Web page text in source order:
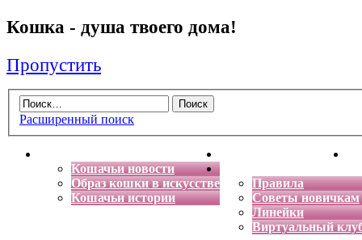
Кошка - душа твоего дома!
Пропустить
Расширенный поиск
Кошачьи новости
Образ кошки в искусстве
Кошачьи истории
Энциклопедия кошек
Правила
Советы новичкам
Линейки
Виртуальный